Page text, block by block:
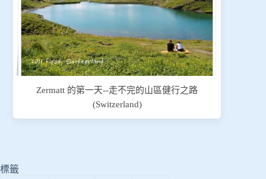
Zermatt 的第一天--走不完的山區健行之路
(Switzerland)
標籤